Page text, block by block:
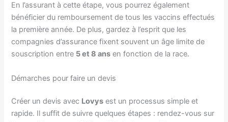
En l’assurant à cette étape, vous pourrez également
bénéficier du remboursement de tous les vaccins effectués
la première année. De plus, gardez à l’esprit que les
compagnies d’assurance fixent souvent un âge limite de
souscription entre 5 et 8 ans en fonction de la race.
Démarches pour faire un devis
Créer un devis avec Lovys est un processus simple et
rapide. Il suffit de suivre quelques étapes : rendez-vous sur